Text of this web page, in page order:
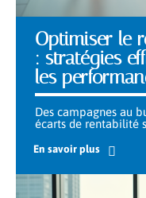
Optimiser le
: stratégies
les
Des campagnes au
écarts de rentabilité
En savoir plus